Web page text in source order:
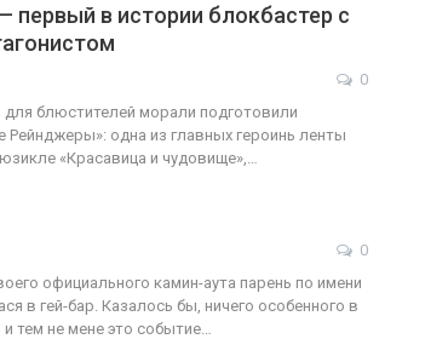
первый в истории блокбастер с
0
блюстителей морали подготовили
Рейнджеры»: одна из главных героинь ленты
«Красавица и чудовище»,…
0
официального камин-аута парень по имени
в гей-бар. Казалось бы, ничего особенного в
тем не мене это событие…
ГЕЙ-АЛЬЯНС УКРАИНА Июл 2, 2017 0